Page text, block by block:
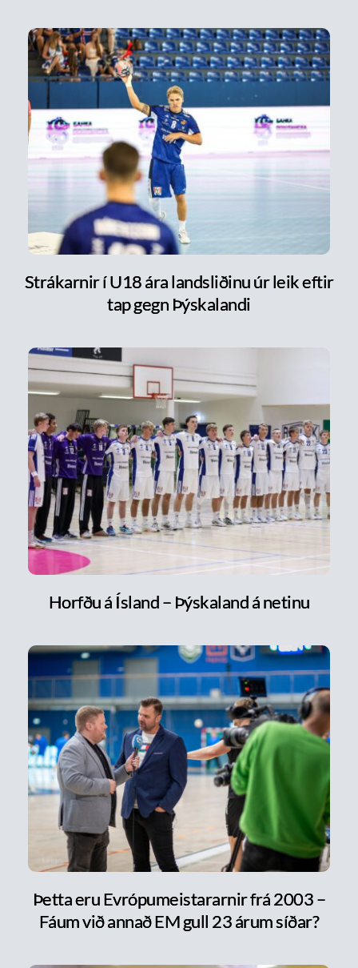
Strákarnir í U18 ára landsliðinu úr leik eftir
tap gegn Þýskalandi
Horfðu á Ísland – Þýskaland á netinu
Þetta eru Evrópumeistararnir frá 2003 –
Fáum við annað EM gull 23 árum síðar?